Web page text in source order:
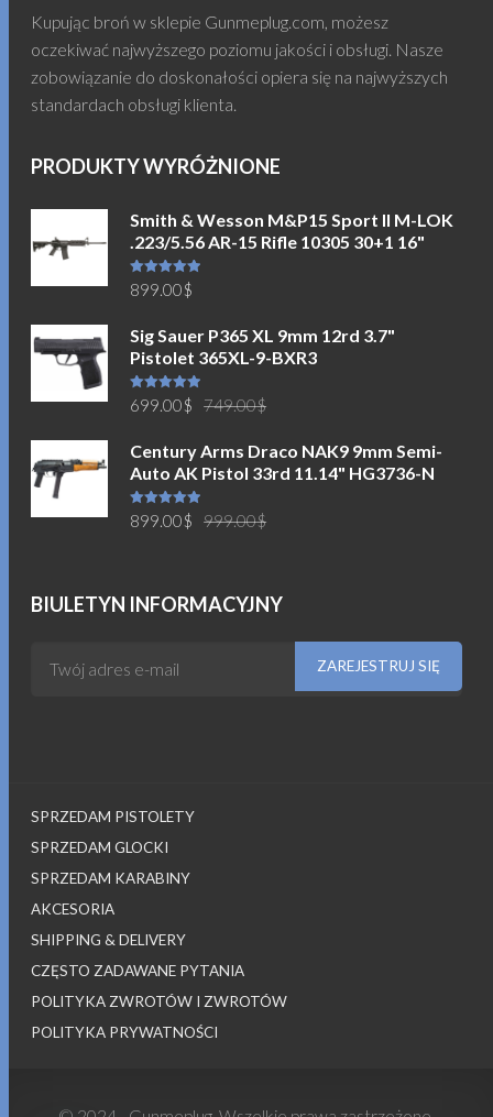
Kupując broń w sklepie Gunmeplug.com, możesz
oczekiwać najwyższego poziomu jakości i obsługi. Nasze
zobowiązanie do doskonałości opiera się na najwyższych
standardach obsługi klienta.
PRODUKTY WYRÓŻNIONE
Smith & Wesson M&P15 Sport II M-LOK
.223/5.56 AR-15 Rifle 10305 30+1 16"
Oceniono
5.00na 5
899.00$
Sig Sauer P365 XL 9mm 12rd 3.7"
Pistolet 365XL-9-BXR3
Oceniono
5.00na 5 749.00$
wynosiła:
749.00$.
699.00$
wynosi:
699.00$.
Century Arms Draco NAK9 9mm Semi-
Auto AK Pistol 33rd 11.14" HG3736-N
Oceniono
5.00na 5 999.00$
999.00$.
899.00$
899.00$.
BIULETYN INFORMACYJNY
SPRZEDAM PISTOLETY
SPRZEDAM GLOCKI
SPRZEDAM KARABINY
AKCESORIA
SHIPPING & DELIVERY
CZĘSTO ZADAWANE PYTANIA
POLITYKA ZWROTÓW I ZWROTÓW
POLITYKA PRYWATNOŚCI